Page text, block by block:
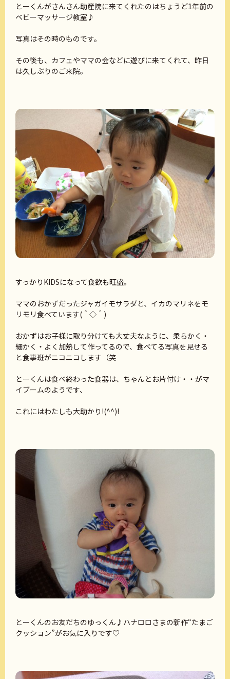
とーくんがさんさん助産院に来てくれたのはちょうど1年前の
ベビーマッサージ教室♪
写真はその時のものです。
その後も、カフェやママの会などに遊びに来てくれて、昨日
は久しぶりのご来院。
すっかりKIDSになって食欲も旺盛。
ママのおかずだったジャガイモサラダと、イカのマリネをモ
リモリ食べています(＾◇＾)
おかずはお子様に取り分けても大丈夫なように、柔らかく・
細かく・よく加熱して作ってるので、食べてる写真を見せる
と食事班がニコニコします（笑
とーくんは食べ終わった食器は、ちゃんとお片付け・・がマ
イブームのようです、
これにはわたしも大助かり!(^^)!
とーくんのお友だちのゆっくん♪ハナロロさまの新作“たまご
クッション”がお気に入りです♡